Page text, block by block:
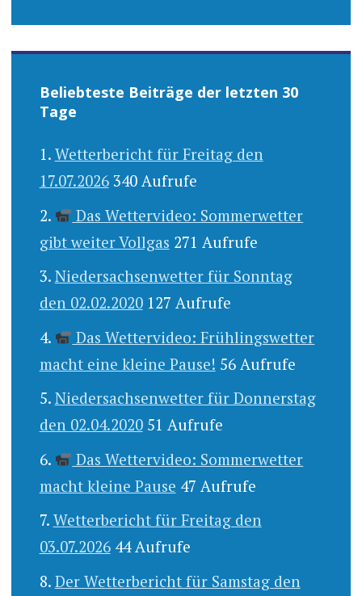
Beliebteste Beiträge der letzten 30
Tage
Wetterbericht für Freitag den
17.07.2026 340 Aufrufe
Das Wettervideo: Sommerwetter
gibt weiter Vollgas 271 Aufrufe
Niedersachsenwetter für Sonntag
den 02.02.2020 127 Aufrufe
Das Wettervideo: Frühlingswetter
macht eine kleine Pause! 56 Aufrufe
Niedersachsenwetter für Donnerstag
den 02.04.2020 51 Aufrufe
Das Wettervideo: Sommerwetter
macht kleine Pause 47 Aufrufe
Wetterbericht für Freitag den
03.07.2026 44 Aufrufe
Der Wetterbericht für Samstag den